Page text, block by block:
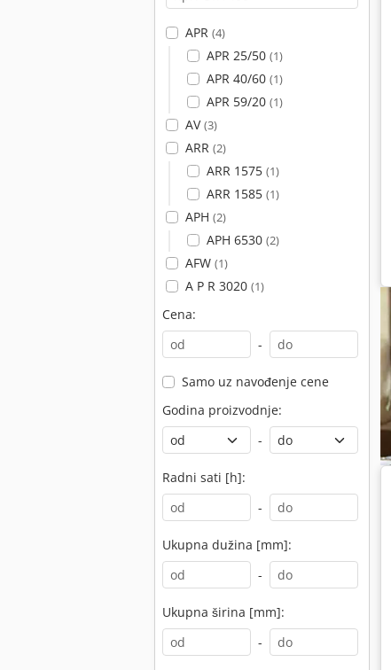
APR (4)
APR 25/50 (1)
APR 40/60 (1)
APR 59/20 (1)
AV(3)
ARR (2)
ARR 1575 (1)
ARR 1585 (1)
APH (2)
APH 6530 (2)
AFW (1)
A P R 3020 (1)
Cena:
-
Samo uz navođenje cene
Godina proizvodnje:
-
Radni sati [h]:
-
Ukupna dužina [mm]:
-
Ukupna širina [mm]:
-